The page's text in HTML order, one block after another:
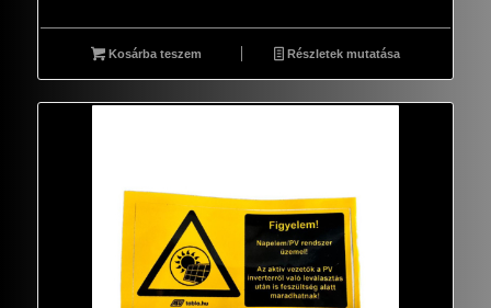
Kosárba teszem Részletek mutatása